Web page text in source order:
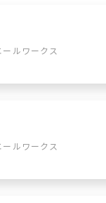
ルワークス
ルワークス